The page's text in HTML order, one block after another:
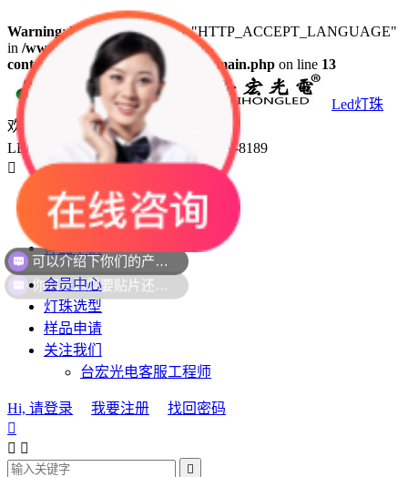
Warning: Undefined array key "HTTP_ACCEPT_LANGUAGE"
in /www/wwwroot/led18.com/wp-
content/plugins/50bf1a4ea12ab84/main.php on line 13
Led灯珠
欢迎咨询
LED灯珠生产厂家台宏光电 400-689-8189

会员中心
灯珠选型
样品申请
会员中心
灯珠选型
样品申请
关注我们
台宏光电客服工程师
Hi, 请登录 我要注册
找回密码

 

你们是是需要贴片还是插件灯珠呢？